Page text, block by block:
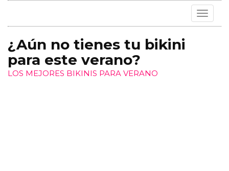
Toggle
¿Aún no tienes tu bikini
para este verano?